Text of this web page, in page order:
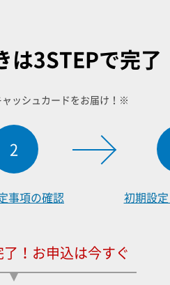
は3STEPで完了
ッシュカードをお届け！※
2
事項の確認 初期設
！お申込は今すぐ